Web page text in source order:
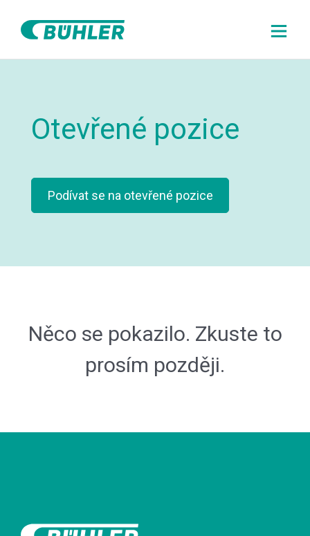
Otevřené pozice
Otevřené pozice
Podívat se na otevřené pozice
Něco se pokazilo. Zkuste to
prosím později.